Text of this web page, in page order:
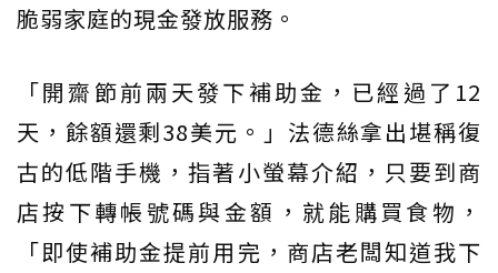
脆弱家庭的現金發放服務。
「開齋節前兩天發下補助金，已經過了12
天，餘額還剩38美元。」法德絲拿出堪稱復
古的低階手機，指著小螢幕介紹，只要到商
店按下轉帳號碼與金額，就能購買食物，
「即使補助金提前用完，商店老闆知道我下